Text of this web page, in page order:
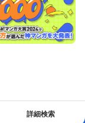
詳細検索